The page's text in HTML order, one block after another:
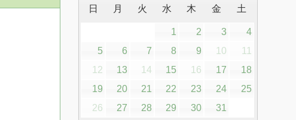
日 月 火 水 木 金 土
1 2 3
4
5
6 7 8 9 10
11
12
13 14 15 16 17
18
19
20 21 22 23 24
25
26
27 28 29 30 31